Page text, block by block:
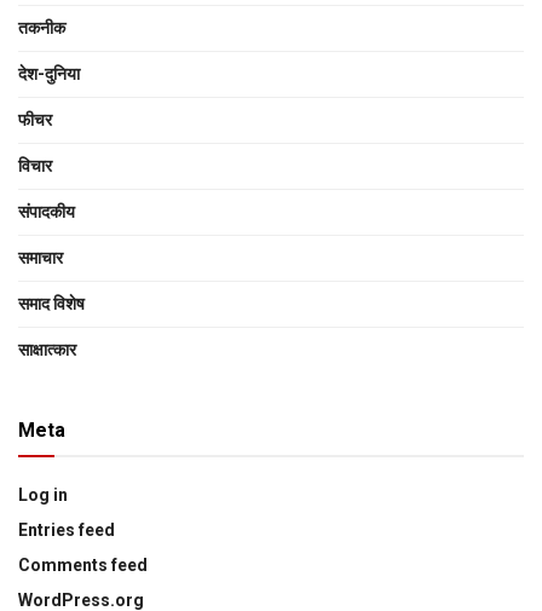
तकनीक
देश-दुनिया
फीचर
विचार
संपादकीय
समाचार
समाद विशेष
साक्षात्‍कार
Meta
Log in
Entries feed
Comments feed
WordPress.org